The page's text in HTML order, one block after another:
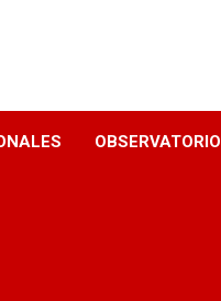
OBSERVATORIO